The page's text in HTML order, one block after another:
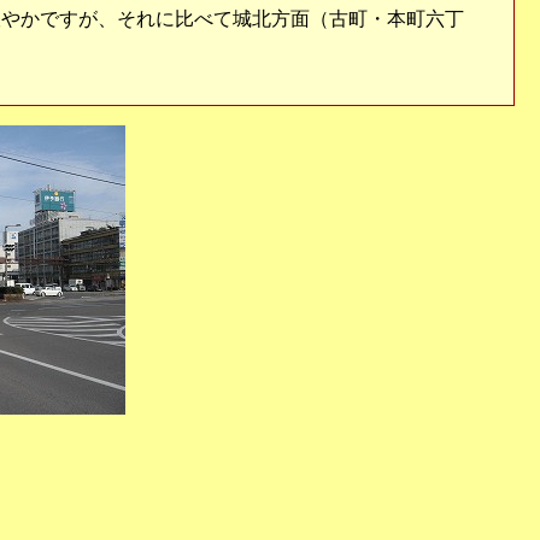
かですが、それに比べて城北方面（古町・本町六丁